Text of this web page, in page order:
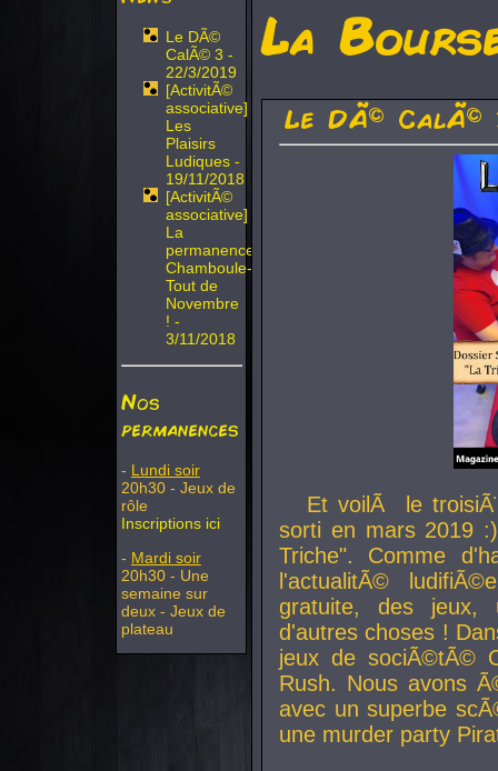
Le DÃ©
CalÃ© 3 -
22/3/2019
[ActivitÃ©
associative]
Les
Plaisirs
Ludiques -
19/11/2018
[ActivitÃ©
associative]
La
permanence
Chamboule-
Tout de
Novembre
! -
3/11/2018
Nos
permanences
- Lundi soir
20h30 - Jeux de
rôle
Inscriptions ici
- Mardi soir
20h30 - Une
semaine sur
deux - Jeux de
plateau
La
Le DÃ© CalÃ©
Et voilÃ le
sorti en mars 2019
Triche". Comme
l'actualitÃ©
gratuite, des jeux,
d'autres choses !
jeux de sociÃ©tÃ©
Rush. Nous avons
avec un superbe
une murder party